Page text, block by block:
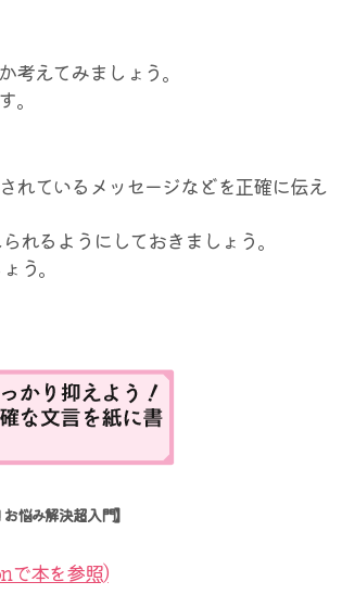
えてみましょう。
。
れているメッセージなどを正確に伝え
れるようにしておきましょう。
う。
悩み解決超入門】
本を参照)